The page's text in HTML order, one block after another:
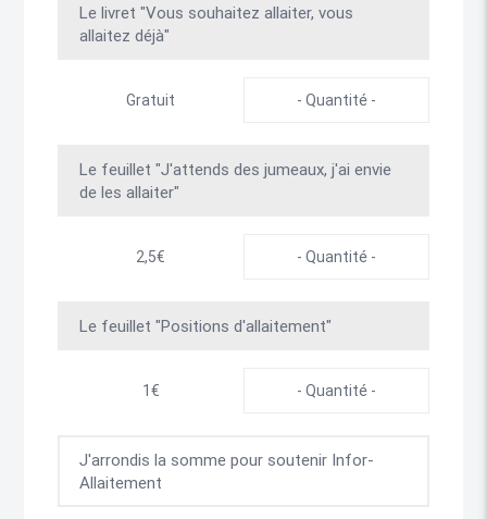
Le livret "Vous souhaitez allaiter, vous
allaitez déjà"
Gratuit
Le feuillet "J'attends des jumeaux, j'ai envie
de les allaiter"
2,5€
Le feuillet "Positions d'allaitement"
1€
J'arrondis la somme pour soutenir Infor-
Allaitement